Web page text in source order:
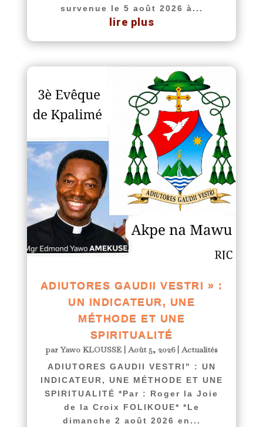
survenue le 5 août 2026 à...
lire plus
ADIUTORES GAUDII VESTRI » :
UN INDICATEUR, UNE
MÉTHODE ET UNE
SPIRITUALITÉ
parYawo KLOUSSE|Août 5, 2026|Actualités
ADIUTORES GAUDII VESTRI" : UN
INDICATEUR, UNE MÉTHODE ET UNE
SPIRITUALITÉ *Par : Roger la Joie
de la Croix FOLIKOUE* *Le
dimanche 2 août 2026 en...